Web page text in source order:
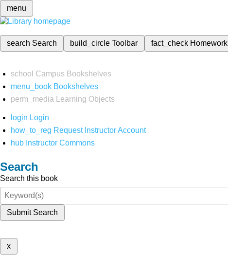
menu
search Search build_circleToolbar fact_check Homework
school Campus Bookshelves
menu_book Bookshelves
perm_media
Learning Objects
login Login
how_to_reg Request Instructor Account
hub Instructor Commons
Search
Search this book
Submit Search
x